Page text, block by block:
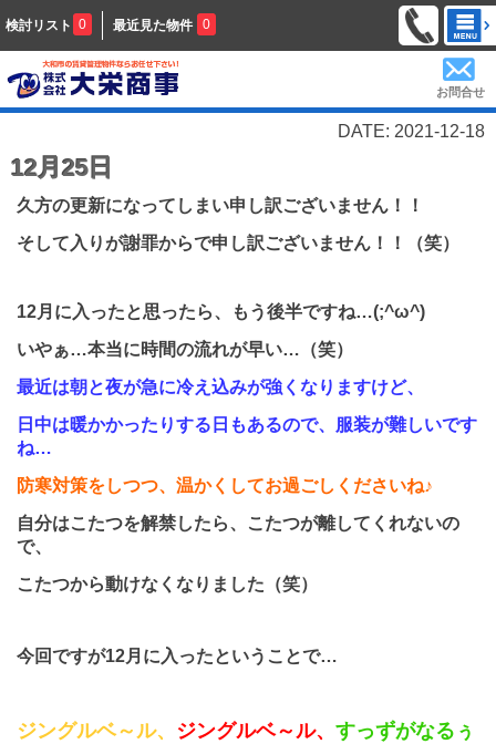
検討リスト 0 最近見た物件 0
お問合せ
DATE: 2021-12-18
12月25日
久方の更新になってしまい申し訳ございません！！
そして入りが謝罪からで申し訳ございません！！（笑）
12月に入ったと思ったら、もう後半ですね…(;^ω^)
いやぁ…本当に時間の流れが早い…（笑）
最近は朝と夜が急に冷え込みが強くなりますけど、
日中は暖かかったりする日もあるので、服装が難しいです
ね…
防寒対策をしつつ、温かくしてお過ごしくださいね♪
自分はこたつを解禁したら、こたつが離してくれないの
で、
こたつから動けなくなりました（笑）
今回ですが12月に入ったということで…
ジングルベ～ル、 ジングルベ～ル、 すっずがなるぅ